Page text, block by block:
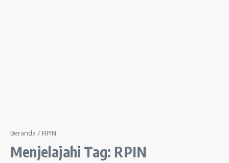
Beranda / RPIN
Menjelajahi Tag: RPIN